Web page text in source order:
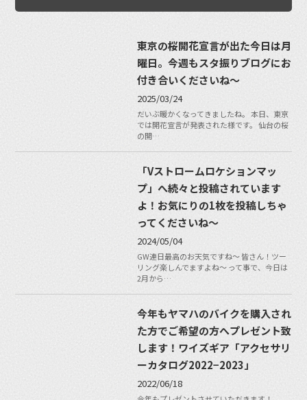
東京の桜開花宣言が出た今日は月
曜日。今週もスタ振りブログにお
付き合いくださいね〜
2025/03/24
だいぶ暖かくなってきましたね。 本日、東京
では開花宣言が発表された様です。 仙台の桜
の開…
「Vストロームロケションマッ
プ」へ続々と投稿されています
よ！お気にりの1枚を投稿しちゃ
ってくださいね〜
2024/05/04
GW連日最高のお天気ですね〜 皆さん！ツー
リング楽しんでますよね〜 って事で、今日は
2月から…
今年もヤマハのバイクを購入され
た方でご希望の方へプレゼント致
します！ワイズギア「アクセサリ
ーカタログ2022−2023」
2022/06/18